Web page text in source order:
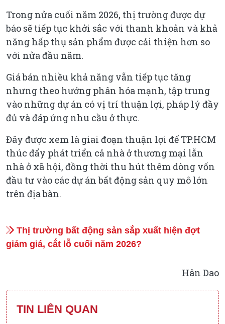
Trong nửa cuối năm 2026, thị trường được dự
báo sẽ tiếp tục khởi sắc với thanh khoản và khả
năng hấp thụ sản phẩm được cải thiện hơn so
với nửa đầu năm.
Giá bán nhiều khả năng vẫn tiếp tục tăng
nhưng theo hướng phân hóa mạnh, tập trung
vào những dự án có vị trí thuận lợi, pháp lý đầy
đủ và đáp ứng nhu cầu ở thực.
Đây được xem là giai đoạn thuận lợi để TP.HCM
thúc đẩy phát triển cả nhà ở thương mại lẫn
nhà ở xã hội, đồng thời thu hút thêm dòng vốn
đầu tư vào các dự án bất động sản quy mô lớn
trên địa bàn.
Thị trường bất động sản sắp xuất hiện đợt
giảm giá, cắt lỗ cuối năm 2026?
Hân Dao
TIN LIÊN QUAN